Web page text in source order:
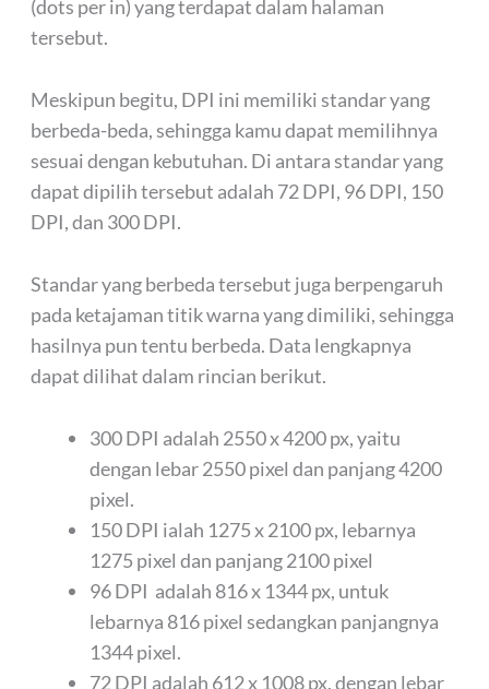
(dots per in) yang terdapat dalam halaman
tersebut.
Meskipun begitu, DPI ini memiliki standar yang
berbeda-beda, sehingga kamu dapat memilihnya
sesuai dengan kebutuhan. Di antara standar yang
dapat dipilih tersebut adalah 72 DPI, 96 DPI, 150
DPI, dan 300 DPI.
Standar yang berbeda tersebut juga berpengaruh
pada ketajaman titik warna yang dimiliki, sehingga
hasilnya pun tentu berbeda. Data lengkapnya
dapat dilihat dalam rincian berikut.
300 DPI adalah 2550 x 4200 px, yaitu
dengan lebar 2550 pixel dan panjang 4200
pixel.
150 DPI ialah 1275 x 2100 px, lebarnya
1275 pixel dan panjang 2100 pixel
96 DPI adalah 816 x 1344 px, untuk
lebarnya 816 pixel sedangkan panjangnya
1344 pixel.
72 DPI adalah 612 x 1008 px, dengan lebar